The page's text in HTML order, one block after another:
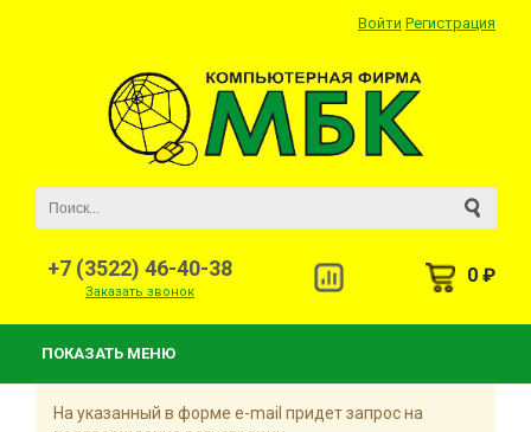
Войти Регистрация
+7 (3522) 46-40-38
Заказать звонок
0 ₽
ПОКАЗАТЬ МЕНЮ
На указанный в форме e-mail придет запрос на